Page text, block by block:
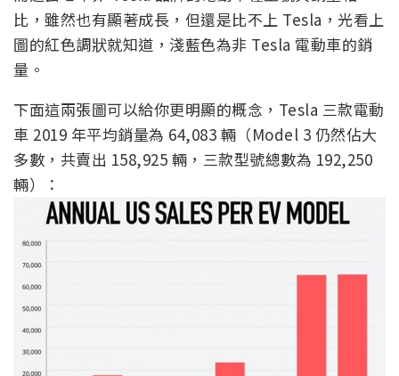
比，雖然也有顯著成長，但還是比不上 Tesla，光看上
圖的紅色調狀就知道，淺藍色為非 Tesla 電動車的銷
量。
下面這兩張圖可以給你更明顯的概念，Tesla 三款電動
車 2019 年平均銷量為 64,083 輛（Model 3 仍然佔大
多數，共賣出 158,925 輛，三款型號總數為 192,250
輛）：